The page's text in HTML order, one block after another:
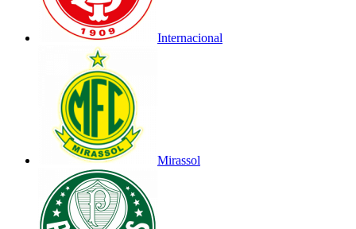
Internacional
Mirassol